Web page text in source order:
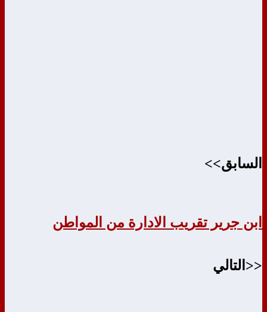
السابق>>
ابن جرير تقريب الادارة من المواطن
<<التالي